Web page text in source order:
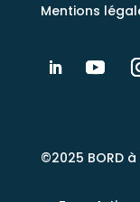
Mentions
©2025 BORD